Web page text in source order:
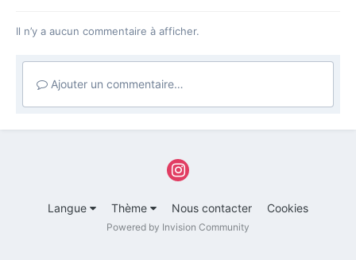
Il n’y a aucun commentaire à afficher.
Ajouter un commentaire…
Langue Thème Nous contacter Cookies
Powered by Invision Community